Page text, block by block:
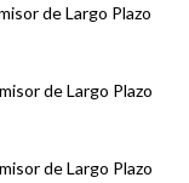
de Largo Plazo
de Largo Plazo
de Largo Plazo